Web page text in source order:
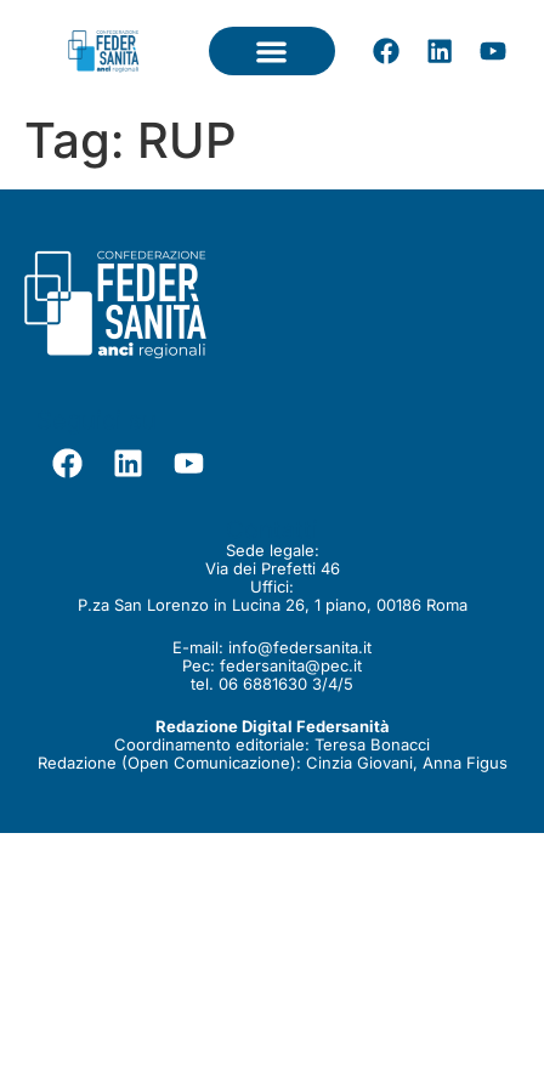
Tag: RUP
Sede legale:
Via dei Prefetti 46
Uffici:
P.za San Lorenzo in Lucina 26, 1 piano, 00186 Roma
E-mail: info@federsanita.it
Pec: federsanita@pec.it
tel. 06 6881630 3/4/5
Redazione Digital Federsanità
Coordinamento editoriale: Teresa Bonacci
Redazione (Open Comunicazione): Cinzia Giovani, Anna Figus